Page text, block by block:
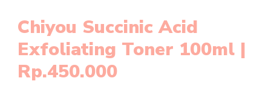
Chiyou Succinic Acid
Exfoliating Toner 100ml |
Rp.450.000